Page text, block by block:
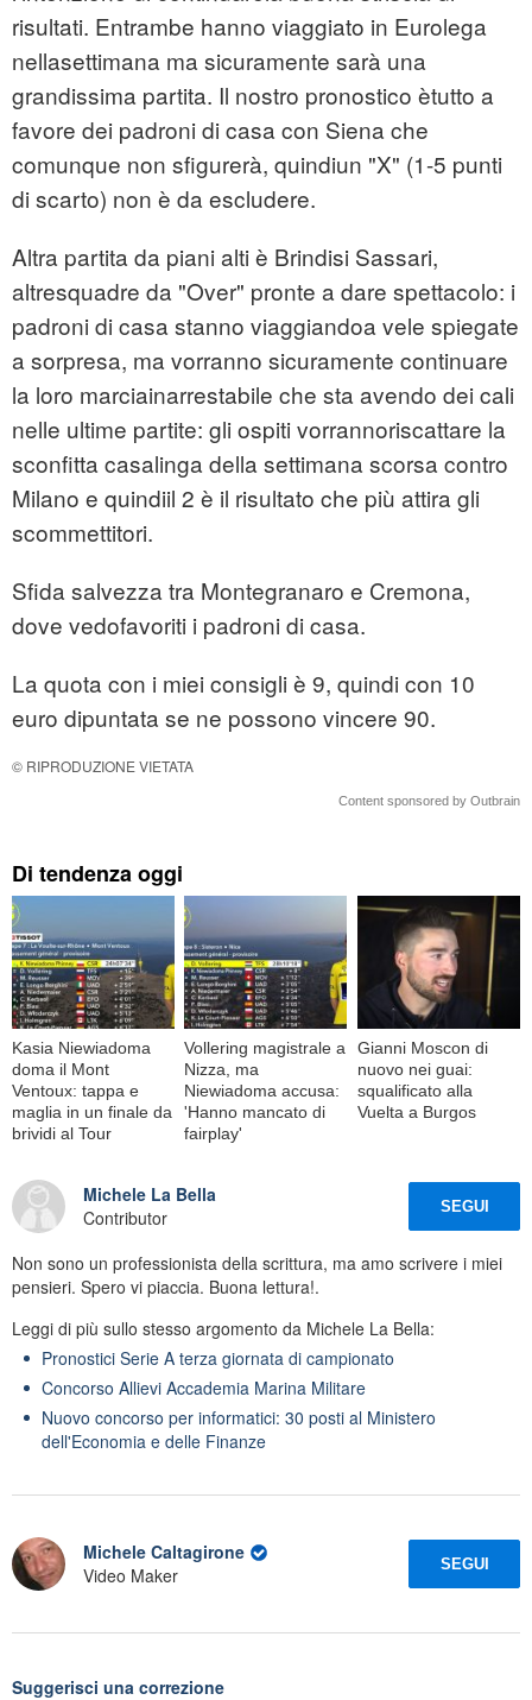
risultati. Entrambe hanno viaggiato in Eurolega
nellasettimana ma sicuramente sarà una
grandissima partita. Il nostro pronostico ètutto a
favore dei padroni di casa con Siena che
comunque non sfigurerà, quindiun "X" (1-5 punti
di scarto) non è da escludere.
Altra partita da piani alti è Brindisi Sassari,
altresquadre da "Over" pronte a dare spettacolo: i
padroni di casa stanno viaggiandoa vele spiegate
a sorpresa, ma vorranno sicuramente continuare
la loro marciainarrestabile che sta avendo dei cali
nelle ultime partite: gli ospiti vorrannoriscattare la
sconfitta casalinga della settimana scorsa contro
Milano e quindiil 2 è il risultato che più attira gli
scommettitori.
Sfida salvezza tra Montegranaro e Cremona,
dove vedofavoriti i padroni di casa.
La quota con i miei consigli è 9, quindi con 10
euro dipuntata se ne possono vincere 90.
© RIPRODUZIONE VIETATA
Content sponsored by Outbrain
Di tendenza oggi
Kasia Niewiadoma
doma il Mont
Ventoux: tappa e
maglia in un finale da
brividi al Tour
Vollering magistrale a
Nizza, ma
Niewiadoma accusa:
'Hanno mancato di
fairplay'
Gianni Moscon di
nuovo nei guai:
squalificato alla
Vuelta a Burgos
Michele La Bella
Contributor
SEGUI
Non sono un professionista della scrittura, ma amo scrivere i miei
pensieri. Spero vi piaccia. Buona lettura!.
Leggi di più sullo stesso argomento da Michele La Bella:
Pronostici Serie A terza giornata di campionato
Concorso Allievi Accademia Marina Militare
Nuovo concorso per informatici: 30 posti al Ministero
dell'Economia e delle Finanze
Michele Caltagirone
Video Maker
SEGUI
Suggerisci una correzione